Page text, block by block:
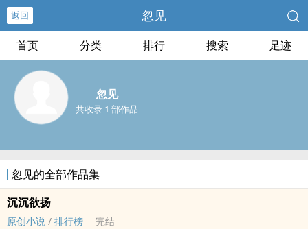
返回 忽见
首页 分类 排行 搜索 足迹
忽见
共收录 1 部作品
忽见的全部作品集
沉沉欲扬
原创小说 / 排行榜
完结